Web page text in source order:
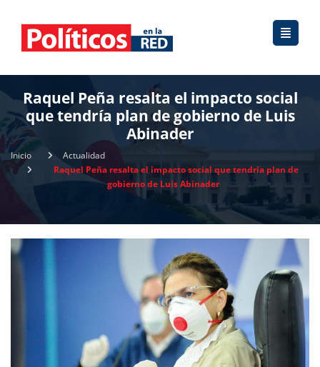
Raquel Peña resalta el impacto social
que tendría plan de gobierno de Luis
Abinader
Inicio
Actualidad
Raquel Peña resalta el impacto social que tendría plan de
gobierno de Luis Abinader